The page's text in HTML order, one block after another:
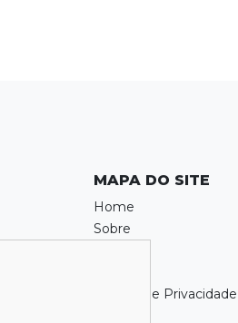
MAPA DO SITE
Home
Sobre
Política de Privacidade